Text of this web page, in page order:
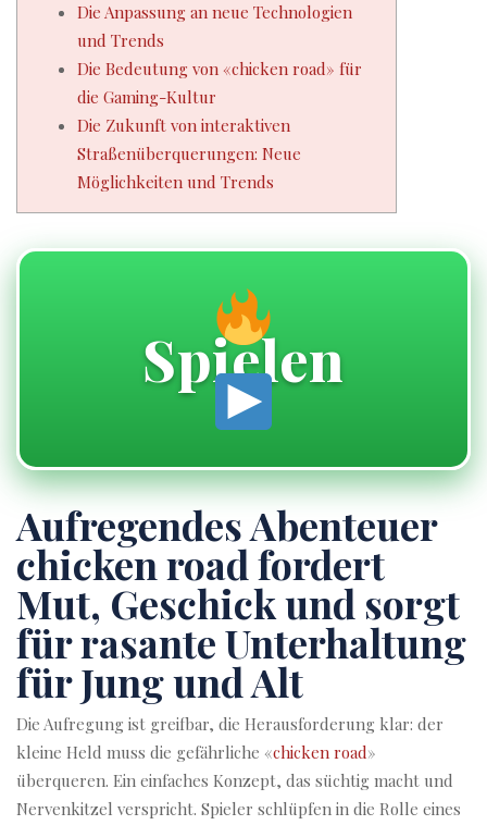
Die Anpassung an neue Technologien
und Trends
Die Bedeutung von «chicken road» für
die Gaming-Kultur
Die Zukunft von interaktiven
Straßenüberquerungen: Neue
Möglichkeiten und Trends
Spielen
Aufregendes Abenteuer
chicken road fordert
Mut, Geschick und sorgt
für rasante Unterhaltung
für Jung und Alt
Die Aufregung ist greifbar, die Herausforderung klar: der
kleine Held muss die gefährliche «chicken road»
überqueren. Ein einfaches Konzept, das süchtig macht und
Nervenkitzel verspricht. Spieler schlüpfen in die Rolle eines